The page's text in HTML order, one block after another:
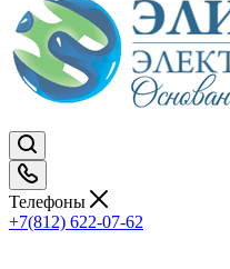
Телефоны
+7(812) 622-07-62